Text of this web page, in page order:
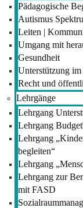
Pädagogische
Autismus
Leiten |
Umgang mit
Gesundheit
Unterstützung
Recht und
Lehrgänge
Lehrgang
Lehrgang
Lehrgang
begleiten“
Lehrgang
Lehrgang zur
mit FASD